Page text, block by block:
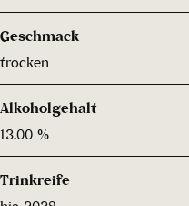
Geschmack
trocken
Alkoholgehalt
13.00 %
Trinkreife